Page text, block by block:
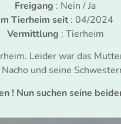
Freigang : Nein / Ja
Tierheim seit: 04/2024
Vermittlung : Tierheim
Leider war das
und seine
! Nun suchen seine